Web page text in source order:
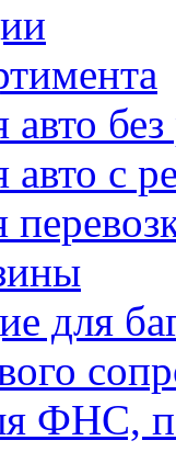
авто с
для
ФНС,